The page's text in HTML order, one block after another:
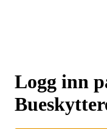
Logg inn